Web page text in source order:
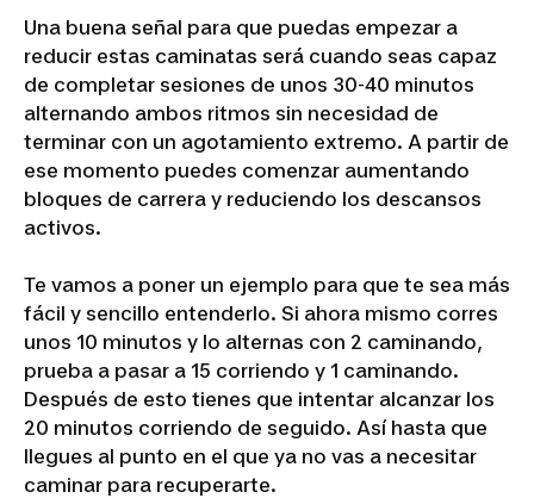
Una buena señal para que puedas empezar a
reducir estas caminatas será cuando seas capaz
de completar sesiones de unos 30-40 minutos
alternando ambos ritmos sin necesidad de
terminar con un agotamiento extremo. A partir de
ese momento puedes comenzar aumentando
bloques de carrera y reduciendo los descansos
activos.
Te vamos a poner un ejemplo para que te sea más
fácil y sencillo entenderlo. Si ahora mismo corres
unos 10 minutos y lo alternas con 2 caminando,
prueba a pasar a 15 corriendo y 1 caminando.
Después de esto tienes que intentar alcanzar los
20 minutos corriendo de seguido. Así hasta que
llegues al punto en el que ya no vas a necesitar
caminar para recuperarte.